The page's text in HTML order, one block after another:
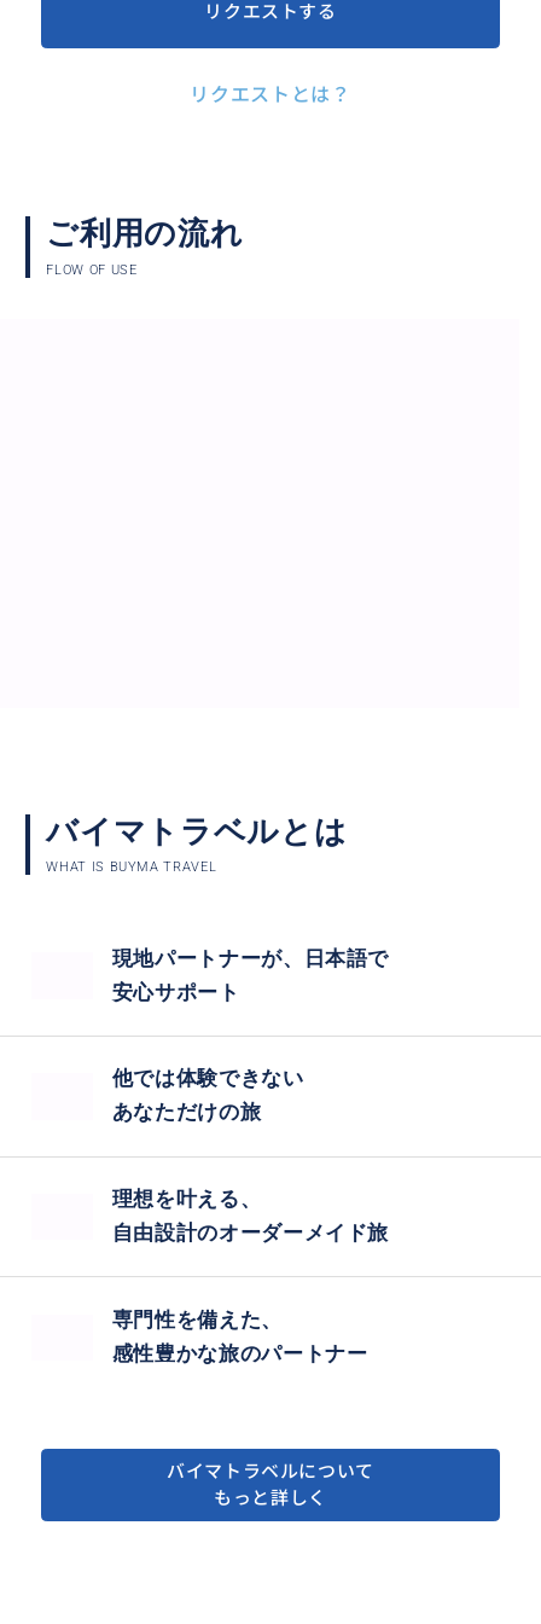
リクエストする
リクエストとは？
ご利用の流れ
FLOW OF USE
バイマトラベルとは
WHAT IS BUYMA TRAVEL
現地パートナーが、日本語で
安心サポート
他では体験できない
あなただけの旅
理想を叶える、
自由設計のオーダーメイド旅
専門性を備えた、
感性豊かな旅のパートナー
バイマトラベルについて
もっと詳しく